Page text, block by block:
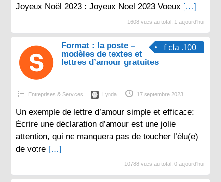
Joyeux Noël 2023 : Joyeux Noel 2023 Voeux […]
1608 vues au total, 1 aujourd'hui
f cfa .100
Format : la poste –
modèles de textes et
lettres d’amour gratuites
Entreprises & Services Lynda 17 septembre 2023
Un exemple de lettre d’amour simple et efficace:
Écrire une déclaration d’amour est une jolie
attention, qui ne manquera pas de toucher l’élu(e)
de votre […]
10788 vues au total, 0 aujourd'hui